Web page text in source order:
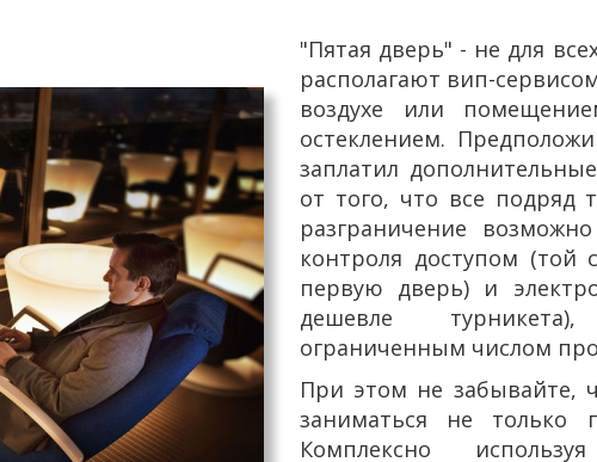
"Пятая дверь" - не для
располагают вип-
воздухе или
остеклением.
заплатил
от того, что все подряд
разграничение
контроля доступом (той
первую дверь) и
дешевле
ограниченным числом
При этом не забывайте,
заниматься не только
Комплексно